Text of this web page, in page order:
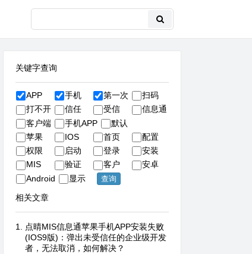
关键字查询
APP 手机 第一次
扫码
打不开
信任 受信
信息通
客户端
手机APP
默认
苹果
IOS 首页
配置
权限
启动 登录
安装
MIS
验证 客户
安卓
Android
显示
相关文章
点晴MIS信息通苹果手机APP安装失败
(IOS9版)：弹出未受信任的企业级开发
者，无法取消，如何解决？